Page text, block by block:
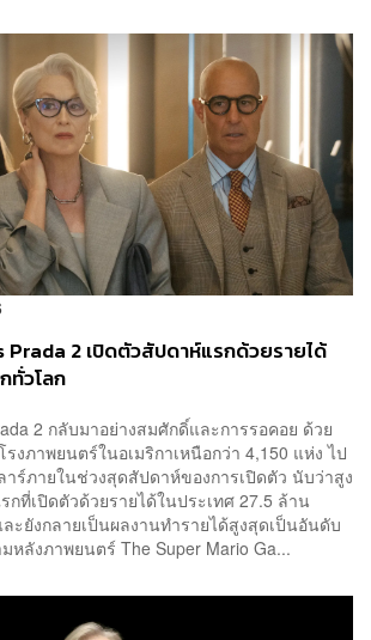
Prada 2 เปิดตัวสัปดาห์แรกด้วยรายได้
ทั่วโลก
2 กลับมาอย่างสมศักดิ์และการรอคอย ด้วย
รงภาพยนตร์ในอเมริกาเหนือกว่า 4,150 แห่ง ไป
ร์ภายในช่วงสุดสัปดาห์ของการเปิดตัว นับว่าสูง
กที่เปิดตัวด้วยรายได้ในประเทศ 27.5 ล้าน
ะยังกลายเป็นผลงานทำรายได้สูงสุดเป็นอันดับ
ลังภาพยนตร์ The Super Mario Ga...